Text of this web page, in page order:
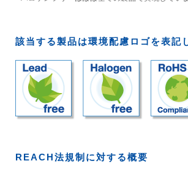
すぐにわかるSUSUMU
SUSUMUの福利厚生
SUSUMUの人事育成制度
採用担当者からのメッセージ
該当する製品は環境配慮ロゴを表記
REACH法規制に対する概要